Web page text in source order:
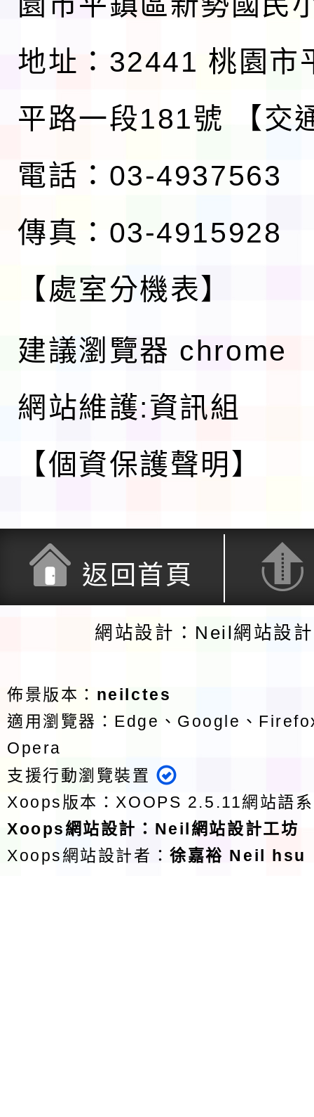
地址：32441 桃園市
平路一段181號
【交
電話：03-4937563
傳真：03-4915928
【處室分機表】
建議瀏覽器 chrome
網站維護:資訊組
【個資保護聲明】
返回首頁
網站設計：Neil網站設
佈景版本： neilctes
適用瀏覽器：Edge、Google、
Opera
支援行動瀏覽裝置
Xoops版本：XOOPS 2.5.11網站語
Xoops網站設計 ： Neil網站設計工坊
Xoops網站設計者：徐嘉裕 Neil hsu